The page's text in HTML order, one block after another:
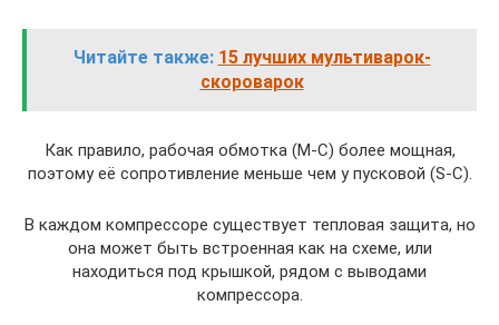
Читайте также: 15 лучших мультиварок-
скороварок
Как правило, рабочая обмотка (M-C) более мощная,
поэтому её сопротивление меньше чем у пусковой (S-C).
В каждом компрессоре существует тепловая защита, но
она может быть встроенная как на схеме, или
находиться под крышкой, рядом с выводами
компрессора.